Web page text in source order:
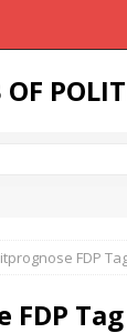
OF
FDP